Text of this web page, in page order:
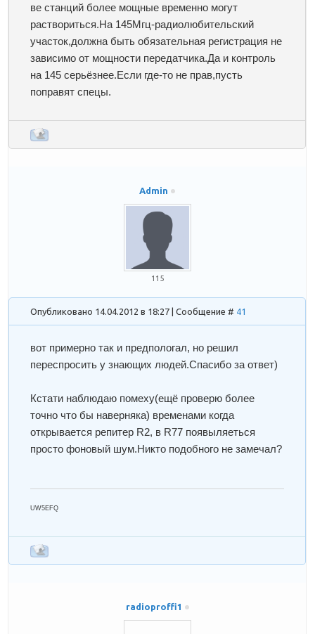
ве станций более мощные временно могут
раствориться.На 145Мгц-радиолюбительский
участок,должна быть обязательная регистрация не
зависимо от мощности передатчика.Да и контроль
на 145 серьёзнее.Если где-то не прав,пусть
поправят спецы.
Admin
115
Опубликовано 14.04.2012 в 18:27 | Сообщение # 41
вот примерно так и предпологал, но решил
переспросить у знающих людей.Спасибо за ответ)
Кстати наблюдаю помеху(ещё проверю более
точно что бы наверняка) временами когда
открывается репитер R2, в R77 появыляеться
просто фоновый шум.Никто подобного не замечал?
UW5EFQ
radioproffi1